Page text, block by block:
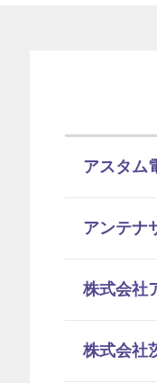
アスタム
アンテナ
株式会社
株式会社